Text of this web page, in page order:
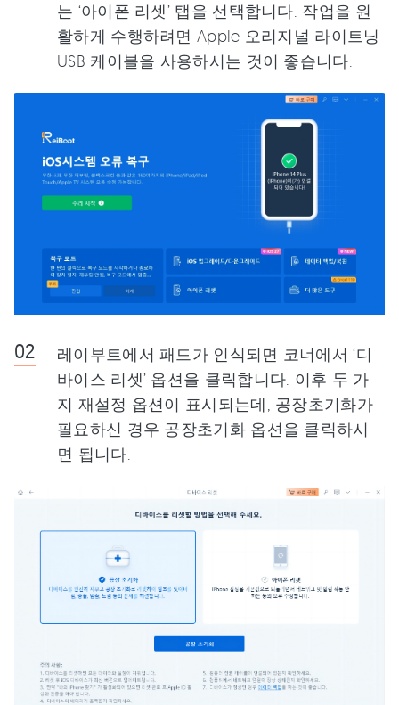
는 ‘아이폰 리셋’ 탭을 선택합니다. 작업을 원
활하게 수행하려면 Apple 오리지널 라이트닝
USB 케이블을 사용하시는 것이 좋습니다.
레이부트에서 패드가 인식되면 코너에서 ‘디
바이스 리셋’ 옵션을 클릭합니다. 이후 두 가
지 재설정 옵션이 표시되는데, 공장초기화가
필요하신 경우 공장초기화 옵션을 클릭하시
면 됩니다.